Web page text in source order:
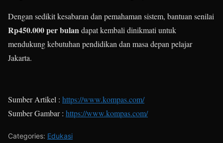
Dengan sedikit kesabaran dan pemahaman sistem, bantuan senilai
Rp450.000 per bulandapat kembali dinikmati untuk
mendukung kebutuhan pendidikan dan masa depan pelajar
Jakarta.
Sumber Artikel : https://www.kompas.com/
Sumber Gambar : https://www.kompas.com/
Categories: Edukasi